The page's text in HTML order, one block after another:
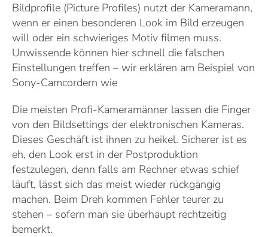
Bildprofile (Picture Profiles) nutzt der Kameramann,
wenn er einen besonderen Look im Bild erzeugen
will oder ein schwieriges Motiv filmen muss.
Unwissende können hier schnell die falschen
Einstellungen treffen – wir erklären am Beispiel von
Sony-Camcordern wie
Die meisten Profi-Kameramänner lassen die Finger
von den Bildsettings der elektronischen Kameras.
Dieses Geschäft ist ihnen zu heikel. Sicherer ist es
eh, den Look erst in der Postproduktion
festzulegen, denn falls am Rechner etwas schief
läuft, lässt sich das meist wieder rückgängig
machen. Beim Dreh kommen Fehler teurer zu
stehen – sofern man sie überhaupt rechtzeitig
bemerkt.